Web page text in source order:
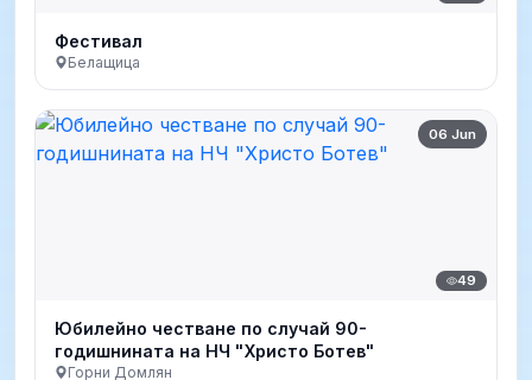
Фестивал
Белащица
06 Jun
49
Юбилейно честване по случай 90-
годишнината на НЧ "Христо Ботев"
Горни Домлян